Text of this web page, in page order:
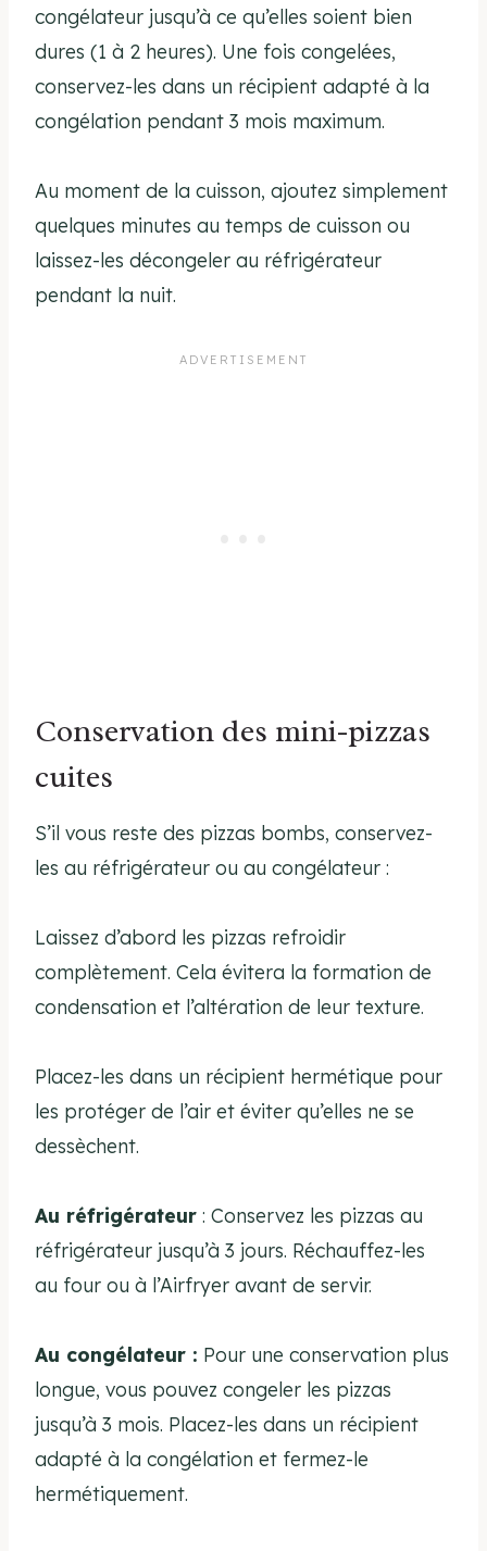
congélateur jusqu’à ce qu’elles soient bien
dures (1 à 2 heures). Une fois congelées,
conservez-les dans un récipient adapté à la
congélation pendant 3 mois maximum.
Au moment de la cuisson, ajoutez simplement
quelques minutes au temps de cuisson ou
laissez-les décongeler au réfrigérateur
pendant la nuit.
Conservation des mini-pizzas
cuites
S’il vous reste des pizzas bombs, conservez-
les au réfrigérateur ou au congélateur :
Laissez d’abord les pizzas refroidir
complètement. Cela évitera la formation de
condensation et l’altération de leur texture.
Placez-les dans un récipient hermétique pour
les protéger de l’air et éviter qu’elles ne se
dessèchent.
Au réfrigérateur : Conservez les pizzas au
réfrigérateur jusqu’à 3 jours. Réchauffez-les
au four ou à l’Airfryer avant de servir.
Au congélateur : Pour une conservation plus
longue, vous pouvez congeler les pizzas
jusqu’à 3 mois. Placez-les dans un récipient
adapté à la congélation et fermez-le
hermétiquement.